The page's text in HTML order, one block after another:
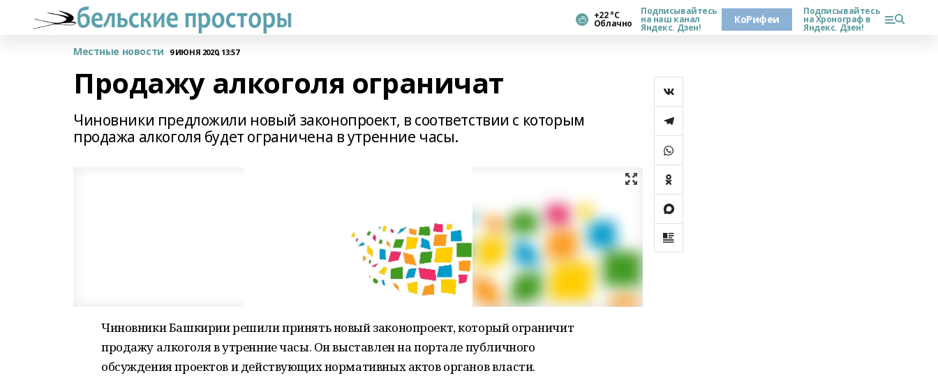
+22 °С
Облачно
Подписывайтесь
на наш канал
Яндекс. Дзен!
КоРифеи
Подписывайтесь
на Хронограф в
Яндекс. Дзен!
Местные новости 9 ИЮНЯ 2020, 13:57
Продажу алкоголя ограничат
Чиновники предложили новый законопроект, в соответствии с которым
продажа алкоголя будет ограничена в утренние часы.
Чиновники Башкирии решили принять новый законопроект, который ограничит
продажу алкоголя в утренние часы. Он выставлен на портале публичного
обсуждения проектов и действующих нормативных актов органов власти.